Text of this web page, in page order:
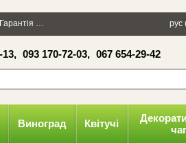
Гарантія рус
13, 093 170-72-03, 067 654-29-42
Виноград Квітучі